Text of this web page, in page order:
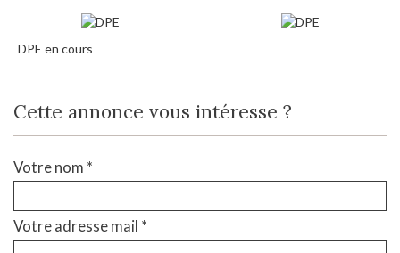
DPE en cours
Cette annonce vous intéresse ?
Votre nom *
Votre adresse mail *